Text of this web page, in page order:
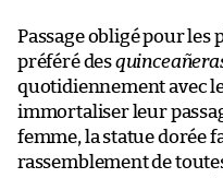
Passage obligé pour les
préféré des
quotidiennement avec
immortaliser leur
femme, la statue dorée
rassemblement de